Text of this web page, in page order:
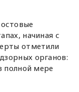
начиная с
отметили
органов:
полной мере